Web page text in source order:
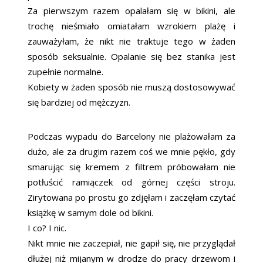
Za pierwszym razem opalałam się w bikini, ale
trochę nieśmiało omiatałam wzrokiem plażę i
zauważyłam, że nikt nie traktuje tego w żaden
sposób seksualnie. Opalanie się bez stanika jest
zupełnie normalne.
Kobiety w żaden sposób nie muszą dostosowywać
się bardziej od mężczyzn.
Podczas wypadu do Barcelony nie plażowałam za
dużo, ale za drugim razem coś we mnie pękło, gdy
smarując się kremem z filtrem próbowałam nie
potłuścić ramiączek od górnej części stroju.
Zirytowana po prostu go zdjęłam i zaczęłam czytać
książkę w samym dole od bikini.
I co? I nic.
Nikt mnie nie zaczepiał, nie gapił się, nie przyglądał
dłużej niż mijanym w drodze do pracy drzewom i